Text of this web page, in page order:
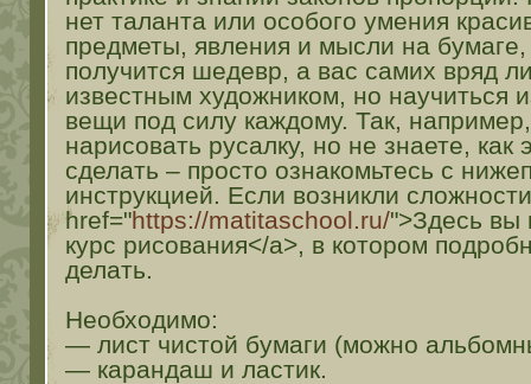
нет таланта или особого умения
предметы, явления и мысли на бумаге,
получится шедевр, а вас самих вряд
известным художником, но научиться
вещи под силу каждому. Так,
нарисовать русалку, но не знаете, как
сделать – просто ознакомьтесь с
инструкцией. Если возникли
href="https://matitaschool.ru/">Здесь вы
курс рисования</a>, в котором
делать.
Необходимо:
— лист чистой бумаги (можно
— карандаш и ластик.